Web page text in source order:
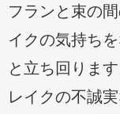
フランと束の
イクの気持ち
と立ち回りま
レイクの不誠